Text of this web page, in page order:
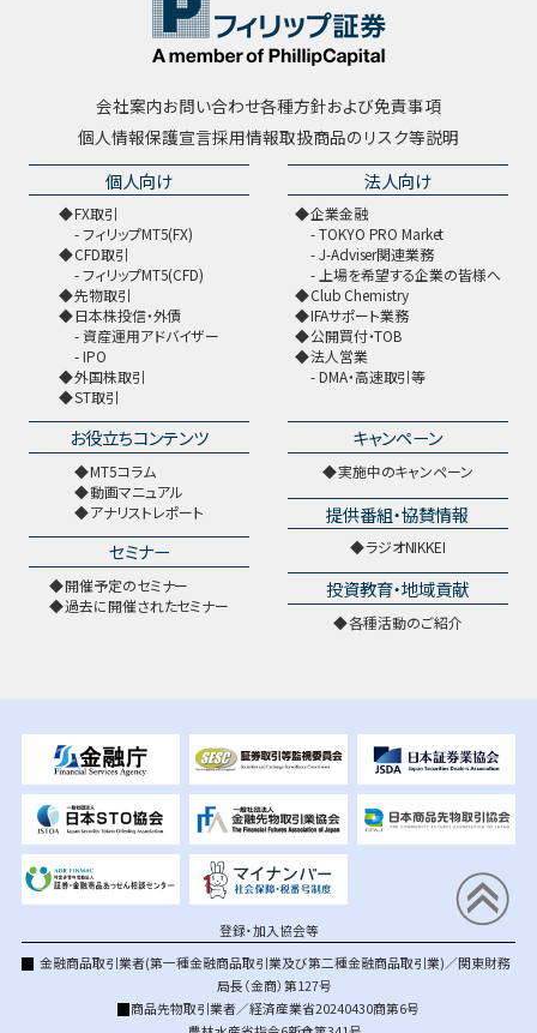
会社案内お問い合わせ各種方針および免責事項
個人情報保護宣言採用情報取扱商品のリスク等説明
個人向け
FX取引
フィリップMT5(FX)
CFD取引
フィリップMT5(CFD)
先物取引
日本株投信・外債
資産運用アドバイザー
IPO
外国株取引
ST取引
法人向け
企業金融
TOKYO PRO Market
J-Adviser関連業務
上場を希望する企業の皆様へ
Club Chemistry
IFAサポート業務
公開買付・TOB
法人営業
DMA・高速取引等
お役立ちコンテンツ
MT5コラム
動画マニュアル
アナリストレポート
セミナー
開催予定のセミナー
過去に開催されたセミナー
キャンペーン
実施中のキャンペーン
提供番組・協賛情報
ラジオNIKKEI
投資教育・地域貢献
各種活動のご紹介
登録・加入協会等
金融商品取引業者(第一種金融商品取引業及び第二種金融商品取引業)／関東財務
局長（金商）第127号
商品先物取引業者／経済産業省20240430商第6号